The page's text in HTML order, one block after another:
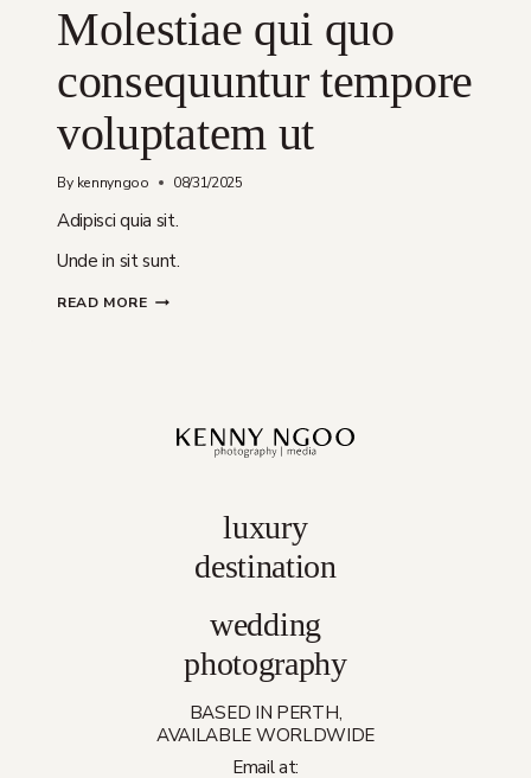
Molestiae qui quo
consequuntur tempore
voluptatem ut
By kennyngoo 08/31/2025
Adipisci quia sit.
Unde in sit sunt.
READ MOREMOLESTIAE
luxury
destination
BASED IN PERTH,
AVAILABLE WORLDWIDE
Email at:
wedding
photography